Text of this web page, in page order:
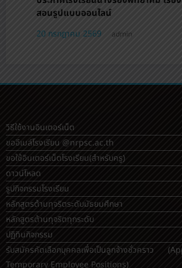
ขอใช้อินเตอร์เน็ตโรงเรียน(สำหรับครู)
หลักสูตรต้านทุจริตระดับมัธยมศึกษา
หลักสูตรต้านทุจริตทุกระดับ
ปฏิทินกิจกรรม
รับสมัครคัดเลือกบุคคลเพื่อเป็นลูกจ้างชั่วคราว
Temporary Employee Positions)
toschool.in/nrp
คู่มือเปลี่ยนรหัสผ่าน เลือกชุมนุม เลือกวิชาเลือก ใน
ระเบียบโรงเรียน
มุมเรียนรู้ด้วยตนเอง